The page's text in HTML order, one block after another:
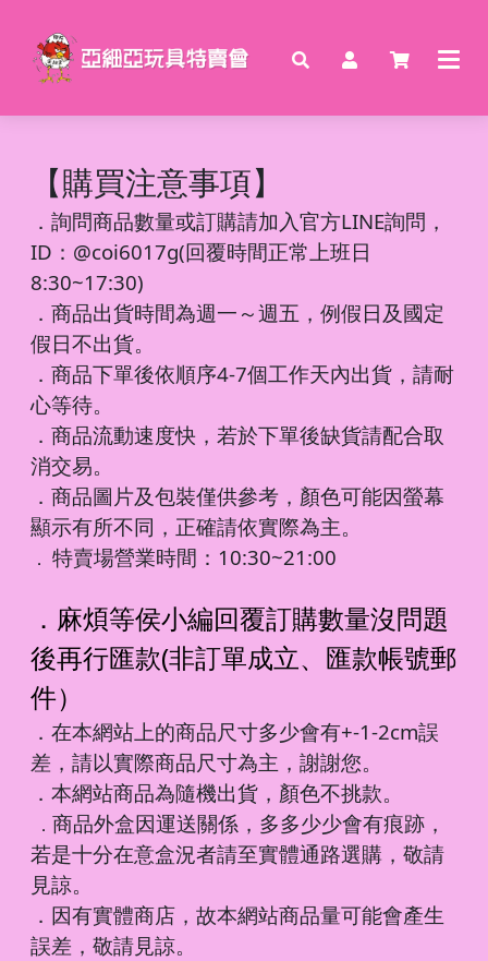
【購買注意事項】
． 詢問商品數量或訂購請加入官方LINE詢問，
ID：@coi6017g(回覆時間正常上班日
8:30~17:30)
．商品出貨時間為週一～週五，例假日及國定
假日不出貨。
．商品下單後依順序4-7個工作天內出貨，請耐
心等待。
．商品流動速度快，若於下單後缺貨請配合取
消交易。
．商品圖片及包裝僅供參考，顏色可能因螢幕
顯示有所不同，正確請依實際為主。
． 特賣場營業時間：10:30~21:00
．麻煩等侯小編回覆訂購數量沒問題
後再行匯款(非訂單成立、匯款帳號郵
件）
．在本網站上的商品尺寸多少會有+-1-2cm誤
差，請以實際商品尺寸為主，謝謝您。
．本網站商品為隨機出貨，顏色不挑款。
． 商品外盒因運送關係，多多少少會有痕跡，
若是十分在意盒況者請至實體通路選購，敬請
見諒。
．因有實體商店，故本網站商品量可能會產生
誤差，敬請見諒。